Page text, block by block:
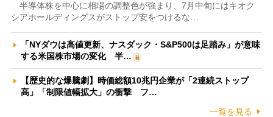
半導体株を中心に相場の調整色が強まり、7月中旬にはキオク
シアホールディングスがストップ安をつけるな…
「NYダウは高値更新、ナスダック・S&P500は足踏み」が意味
する米国株市場の変化 半…
【歴史的な爆騰劇】時価総額10兆円企業が「2連続ストップ
高」「制限値幅拡大」の衝撃 フ…
一覧を見る